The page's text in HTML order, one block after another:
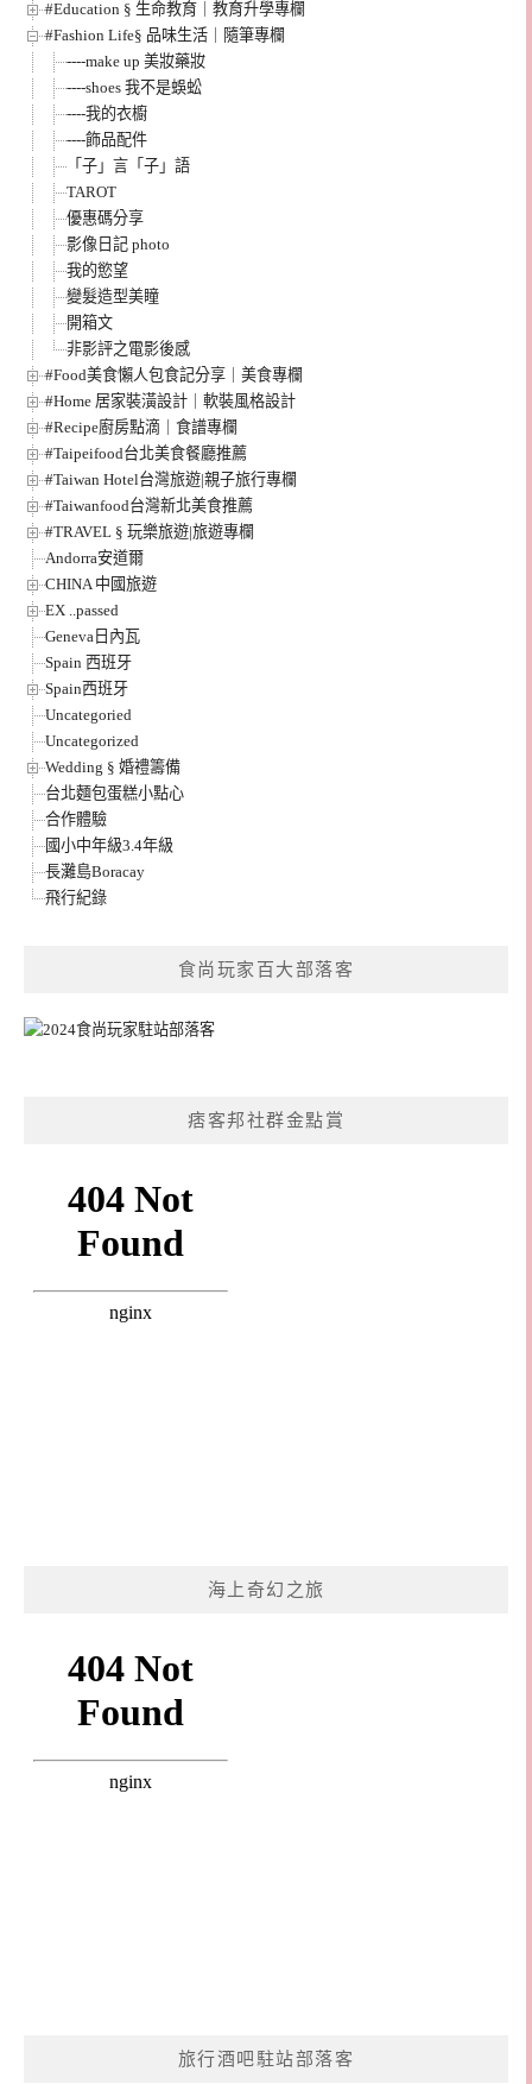
#Education § 生命教育｜教育升學專欄
#Fashion Life§ 品味生活｜隨筆專欄
----make up 美妝藥妝
----shoes 我不是蜈蚣
----我的衣櫥
----飾品配件
「子」言「子」語
TAROT
優惠碼分享
影像日記 photo
我的慾望
變髮造型美瞳
開箱文
非影評之電影後感
#Food美食懶人包食記分享｜美食專欄
#Home 居家裝潢設計｜軟裝風格設計
#Recipe廚房點滴｜食譜專欄
#Taipeifood台北美食餐廳推薦
#Taiwan Hotel台灣旅遊|親子旅行專欄
#Taiwanfood台灣新北美食推薦
#TRAVEL § 玩樂旅遊|旅遊專欄
Andorra安道爾
CHINA 中國旅遊
EX ..passed
Geneva日內瓦
Spain 西班牙
Spain西班牙
Uncategoried
Uncategorized
Wedding § 婚禮籌備
台北麵包蛋糕小點心
合作體驗
國小中年級3.4年級
長灘島Boracay
飛行紀錄
食尚玩家百大部落客
痞客邦社群金點賞
海上奇幻之旅
旅行酒吧駐站部落客